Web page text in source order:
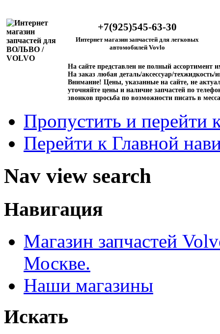
+7(925)545-63-30
Интернет магазин запчастей для легковых
автомобилей Vovlo
На сайте представлен не полный ассортимент
На заказ любая деталь/аксессуар/техжидкость/
Внимание! Цены, указанные на сайте, не
уточняйте цены и наличие запчастей по
звонков просьба по возможности писать в
Пропустить и перейти
Перейти к Главной
Nav view search
Навигация
Магазин запчастей
Москве.
Наши магазины
Искать